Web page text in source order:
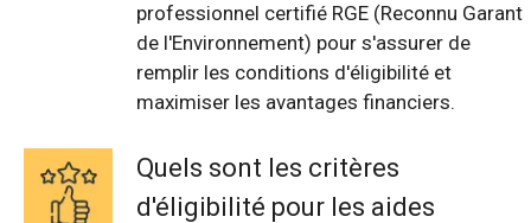
professionnel certifié RGE (Reconnu Garant
de l'Environnement) pour s'assurer de
remplir les conditions d'éligibilité et
maximiser les avantages financiers.
Quels sont les critères
d'éligibilité pour les aides